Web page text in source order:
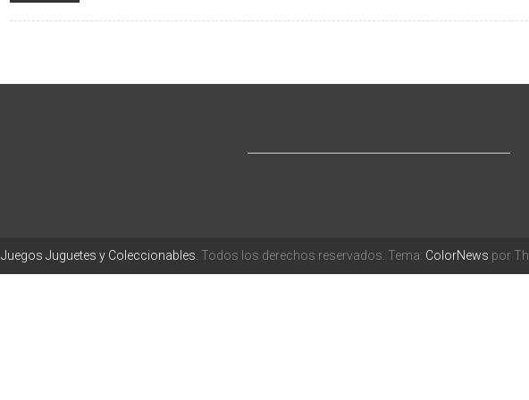
Juegos Juguetes y Coleccionables . Todos los derechos reservados. Tema: ColorNews por